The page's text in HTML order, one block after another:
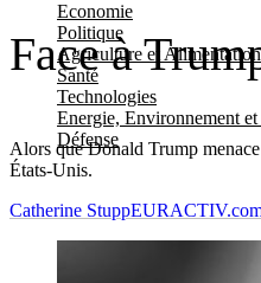
Economie
Politique
Agriculture et Alimentation
Santé
Technologies
Energie, Environnement
Défense
Face à
Alors que Donald Trump
États-Unis.
Catherine Stupp